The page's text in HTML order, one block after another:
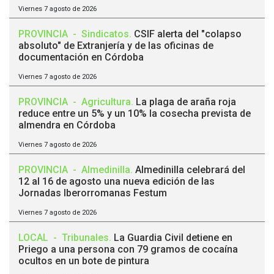
Viernes 7 agosto de 2026
PROVINCIA - Sindicatos. CSIF alerta del "colapso
absoluto" de Extranjería y de las oficinas de
documentación en Córdoba
Viernes 7 agosto de 2026
PROVINCIA - Agricultura. La plaga de araña roja
reduce entre un 5% y un 10% la cosecha prevista de
almendra en Córdoba
Viernes 7 agosto de 2026
PROVINCIA - Almedinilla. Almedinilla celebrará del
12 al 16 de agosto una nueva edición de las
Jornadas Iberorromanas Festum
Viernes 7 agosto de 2026
LOCAL - Tribunales. La Guardia Civil detiene en
Priego a una persona con 79 gramos de cocaína
ocultos en un bote de pintura